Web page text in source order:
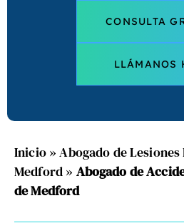
CONSULTA
LLÁMANOS
Inicio»Abogado de
Medford » Abogado de
de Medford